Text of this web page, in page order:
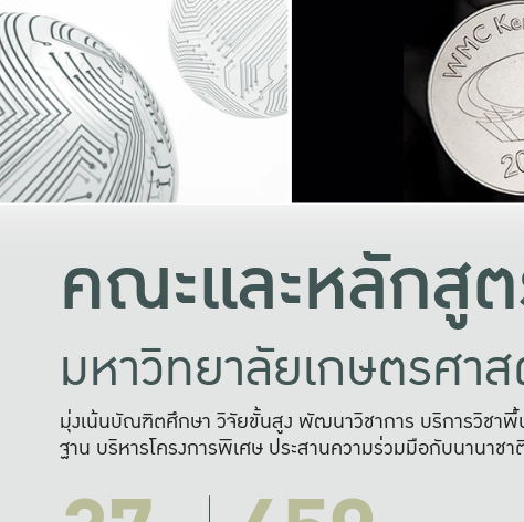
ร่วมมือกับชุมชน เพื่อความกินดีอยู่ดี
และความสุขอย่างยั่งยืน
มองปัญหาในภาพกว้าง
แก้ไขจากปัญหาจุดเล็กๆ
คณะและหลักสู
มหาวิทยาลัยเกษตรศา
มุ่งเน้นบัณฑิตศึกษา วิจัยขั้นสูง พัฒนาวิชาการ บริการวิชา
ฐาน บริหารโครงการพิเศษ ประสานความร่วมมือกับนานาชา